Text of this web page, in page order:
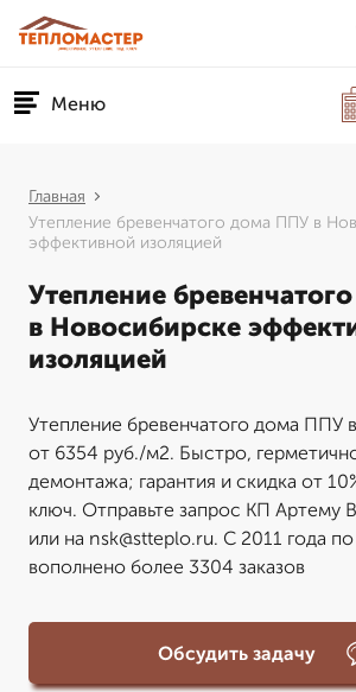
Меню
Главная
Утепление бревенчатого дома ППУ в
эффективной изоляцией
Утепление
в Новосибирске
изоляцией
Утепление бревенчатого дома ППУ
от 6354 руб./м2. Быстро,
демонтажа; гарантия и скидка от
ключ. Отправьте запрос КП Артему
или на nsk@stteplo.ru. С 2011 года
вополнено более 3304 заказов
Обсудить задачу